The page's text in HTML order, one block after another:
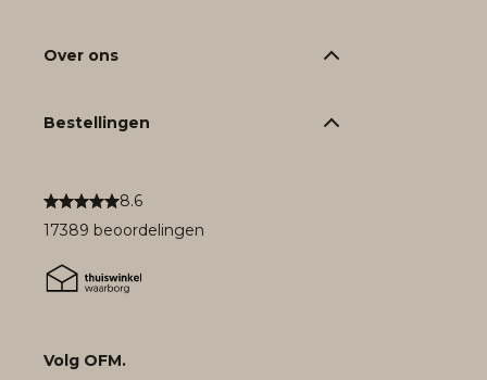
8.6
17389 beoordelingen
Volg OFM.
Over ons
Bestellingen